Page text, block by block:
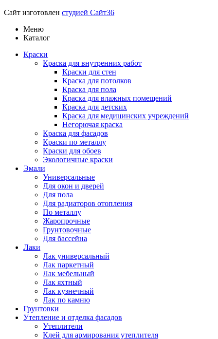
Сайт изготовлен студией Сайт36
Меню
Каталог
Краски
Краска для внутренних работ
Краски для стен
Краска для потолков
Краска для пола
Краска для влажных помещений
Краска для детских
Краска для медицинских учреждений
Негорючая краска
Краска для фасадов
Краски по металлу
Краски для обоев
Экологичные краски
Эмали
Универсальные
Для окон и дверей
Для пола
Для радиаторов отопления
По металлу
Жаропрочные
Грунтовочные
Для бассейна
Лаки
Лак универсальный
Лак паркетный
Лак мебельный
Лак яхтный
Лак кузнечный
Лак по камню
Грунтовки
Утепление и отделка фасадов
Утеплители
Клей для армирования утеплителя